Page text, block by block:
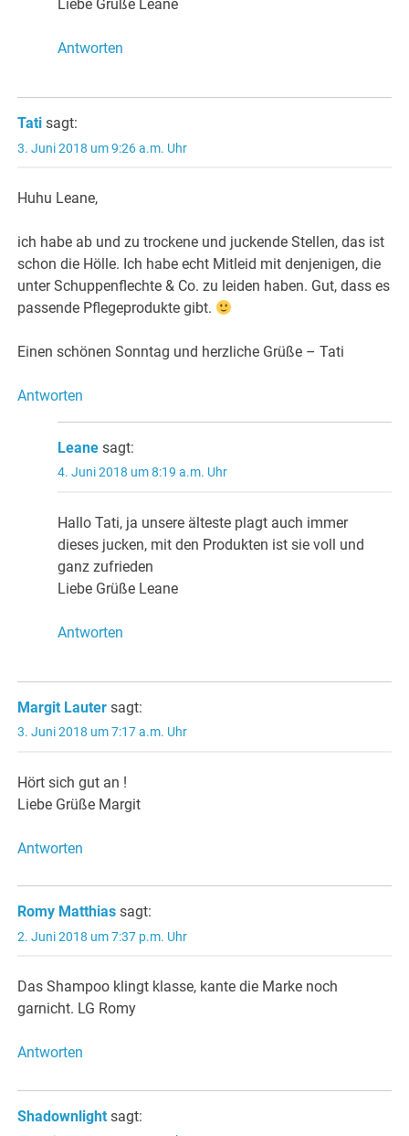
Liebe Grüße Leane
Antworten
Tati sagt:
3. Juni 2018 um 9:26 a.m. Uhr
Huhu Leane,
ich habe ab und zu trockene und juckende Stellen, das ist
schon die Hölle. Ich habe echt Mitleid mit denjenigen, die
unter Schuppenflechte & Co. zu leiden haben. Gut, dass es
passende Pflegeprodukte gibt.
Einen schönen Sonntag und herzliche Grüße – Tati
Antworten
Leane sagt:
4. Juni 2018 um 8:19 a.m. Uhr
Hallo Tati, ja unsere älteste plagt auch immer
dieses jucken, mit den Produkten ist sie voll und
ganz zufrieden
Liebe Grüße Leane
Antworten
Margit Lauter sagt:
3. Juni 2018 um 7:17 a.m. Uhr
Hört sich gut an !
Liebe Grüße Margit
Antworten
Romy Matthias sagt:
2. Juni 2018 um 7:37 p.m. Uhr
Das Shampoo klingt klasse, kante die Marke noch
garnicht. LG Romy
Antworten
Shadownlight sagt: